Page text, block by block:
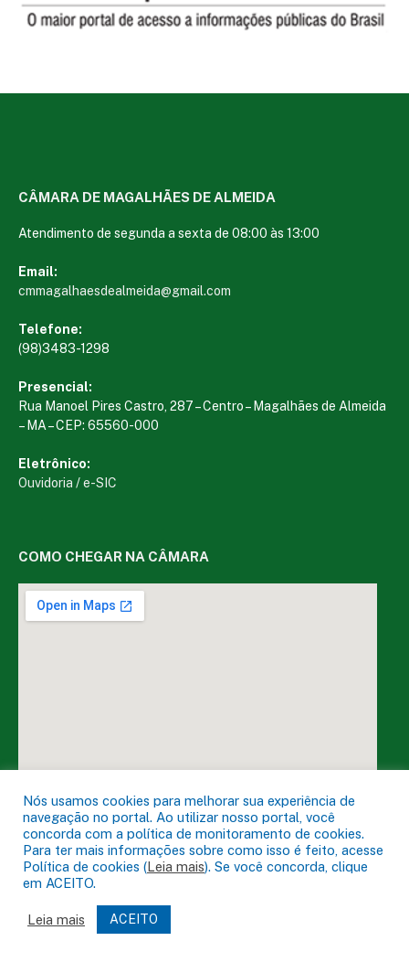
CÂMARA DE MAGALHÃES DE ALMEIDA
Atendimento de segunda a sexta de 08:00 às 13:00
Email:
cmmagalhaesdealmeida@gmail.com
Telefone:
(98)3483-1298
Presencial:
Rua Manoel Pires Castro, 287 – Centro – Magalhães de Almeida
– MA – CEP: 65560-000
Eletrônico:
Ouvidoria /e-SIC
COMO CHEGAR NA CÂMARA
DESENVOLVIDO POR CR2
Nós usamos cookies para melhorar sua experiência de
navegação no portal. Ao utilizar nosso portal, você
concorda com a política de monitoramento de cookies.
Para ter mais informações sobre como isso é feito, acesse
Política de cookies (Leia mais). Se você concorda, clique
em ACEITO.
Leia mais ACEITO